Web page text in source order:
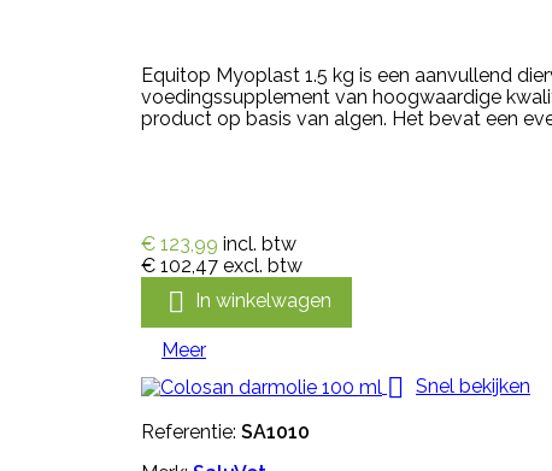
Equitop Myoplast 1.5 kg is een aanvullend
voedingssupplement van hoogwaardige
product op basis van algen. Het bevat een
€ 123,99 incl. btw
€ 102,47 excl. btw
 In winkelwagen
Meer
 Snel bekijken
Referentie: SA1010